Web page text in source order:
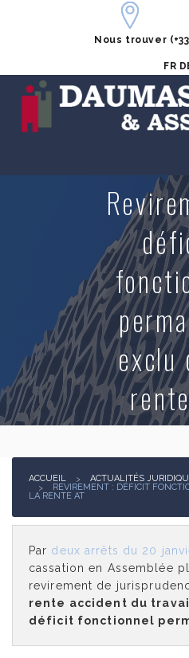
Nous trouver
FR
Notre équipe
Domaines de compétences
Actualités juridiques
Contact
exclu
ACCUEIL
ACTUALITÉS
REVIREMENT : DÉFICIT
LA RENTE AT
Par deux arrêts du 20
cassation en Assemblée
revirement de
rente accident du
déficit fonctionnel